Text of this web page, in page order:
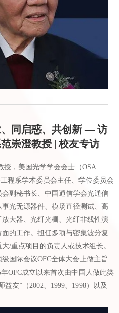
同启惑、共创新 — 访
崇澄教授 | 校友专访
，美国光学学会会士（OSA
程系学术委员会主任、学位委员会
副秘书长、中国通信学会光通信
光无源器件、模场直径测试、高
大器、光纤光栅、光纤非线性演
的工作。担任多项与密集波分复
/重点项目的负责人或技术组长。
国际会议OFC全体大会上做主旨
OFC成立以来首次由中国人做此类
友”（2002、1999、1998）以及